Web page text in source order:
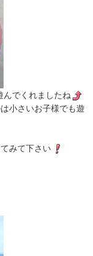
んでくれましたね
小さいお子様でも遊
みて下さい